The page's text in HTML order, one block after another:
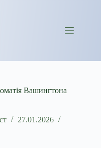
Вашингтона
27.01.2026